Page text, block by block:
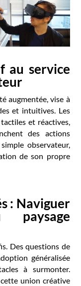
au service
augmentée, vise à
et intuitives. Les
et réactives,
des actions
observateur,
de son propre
: Naviguer
Des questions de
généralisée
à surmonter.
union créative